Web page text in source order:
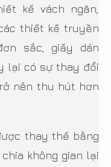
kế vách ngăn,
thiết kế truyền
sắc, giấy dán
lại có sự thay đổi
nên thu hút hơn
thay thế bằng
không gian lại